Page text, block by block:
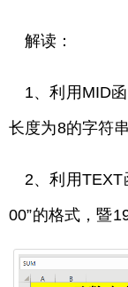
解读：
1、利用MID
长度为8的字符串
2、利用TEXT
00”的格式，暨